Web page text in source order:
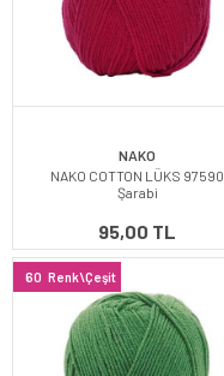
NAKO
NAKO COTTON LÜKS 97590
Şarabi
95,00 TL
60 Renk\Çeşit